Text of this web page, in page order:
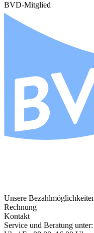
BVD-Mitglied
Unsere
Rechnung
Kontakt
Service und Beratung unter: